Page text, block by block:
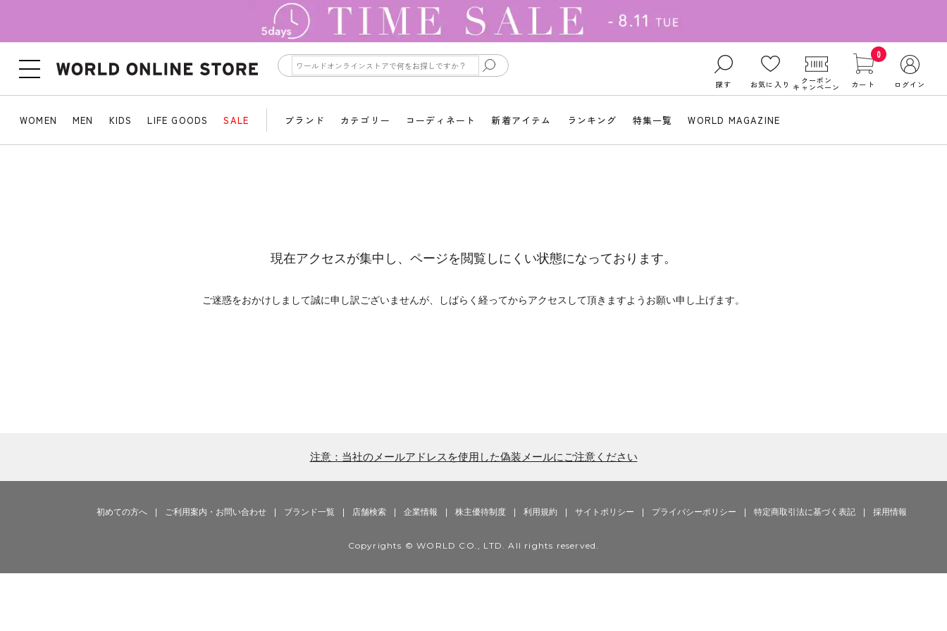
探す お気に入り クーポン
キャンペーン
0
カート ログイン
WOMEN MEN KIDS LIFE GOODS SALE ブランド カテゴリー コーディネート 新着アイテム ランキング 特集一覧 WORLD MAGAZINE
現在アクセスが集中し、ページを閲覧しにくい状態になっております。
ご迷惑をおかけしまして誠に申し訳ございませんが、しばらく経ってからアクセスして頂きますようお願い申し上げます。
注意：当社のメールアドレスを使用した偽装メールにご注意ください
初めての方へ ご利用案内・お問い合わせ ブランド一覧 店舗検索 企業情報 株主優待制度 利用規約 サイトポリシー プライバシーポリシー 特定商取引法に基づく表記 採用情報
Copyrights © WORLD CO., LTD. All rights reserved.